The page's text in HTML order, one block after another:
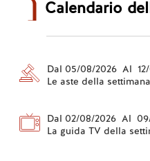
Calendario
Dal 05/08/2026 Al
Le aste della settimana
Dal 02/08/2026 Al
La guida TV della